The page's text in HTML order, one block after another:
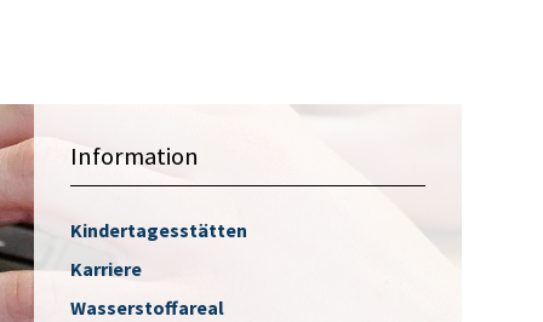
Information
Kindertagesstätten
Karriere
Wasserstoffareal